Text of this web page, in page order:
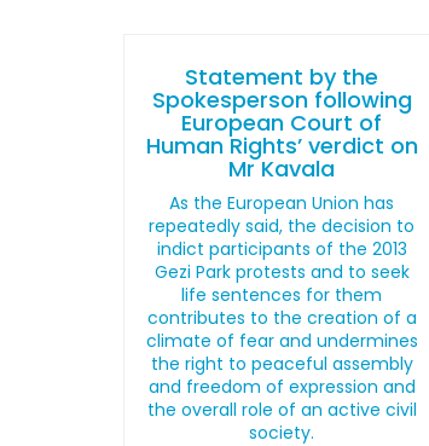
Statement by the
Spokesperson following
European Court of
Human Rights’ verdict on
Mr Kavala
As the European Union has
repeatedly said, the decision to
indict participants of the 2013
Gezi Park protests and to seek
life sentences for them
contributes to the creation of a
climate of fear and undermines
the right to peaceful assembly
and freedom of expression and
the overall role of an active civil
society.